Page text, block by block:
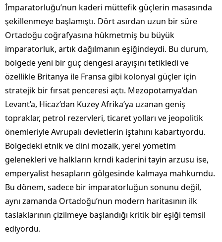
İmparatorluğu’nun kaderi müttefik güçlerin masasında
şekillenmeye başlamıştı. Dört asırdan uzun bir süre
Ortadoğu coğrafyasına hükmetmiş bu büyük
imparatorluk, artık dağılmanın eşiğindeydi. Bu durum,
bölgede yeni bir güç dengesi arayışını tetikledi ve
özellikle Britanya ile Fransa gibi kolonyal güçler için
stratejik bir fırsat penceresi açtı. Mezopotamya’dan
Levant’a, Hicaz’dan Kuzey Afrika’ya uzanan geniş
topraklar, petrol rezervleri, ticaret yolları ve jeopolitik
önemleriyle Avrupalı devletlerin iştahını kabartıyordu.
Bölgedeki etnik ve dini mozaik, yerel yömetim
gelenekleri ve halkların krndi kaderini tayin arzusu ise,
emperyalist hesapların gölgesinde kalmaya mahkumdu.
Bu dönem, sadece bir imparatorluğun sonunu değil,
aynı zamanda Ortadoğu’nun modern haritasının ilk
taslaklarının çizilmeye başlandığı kritik bir eşiği temsil
ediyordu.